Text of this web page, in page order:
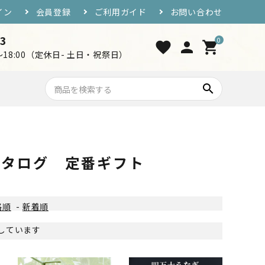
ン 会員登録 ご利用ガイド お問い合わせ
（定休日- 土日・祝祭日） favorite person 0
shopping_cart
search
タログ 定番ギフト
順 - 新着順
ています